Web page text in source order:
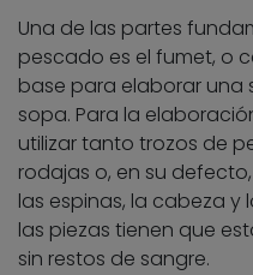
Una de las partes
pescado es el fumet, o
base para elaborar una
sopa. Para la
utilizar tanto trozos de
rodajas o, en su
las espinas, la cabeza y
las piezas tienen que
sin restos de sangre.